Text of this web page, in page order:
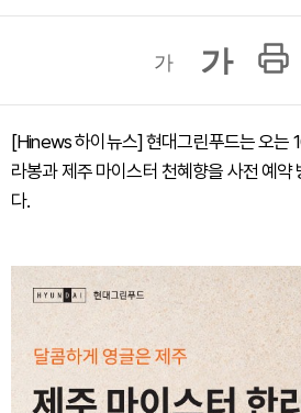
가 가
[Hinews 하이뉴스] 현대그린푸드는 오는
라봉과 제주 마이스터 천혜향을 사전 예약
다.